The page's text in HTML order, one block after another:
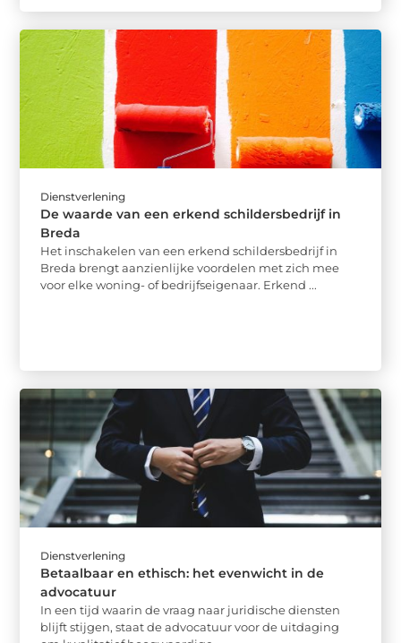
Dienstverlening
De waarde van een erkend schildersbedrijf in
Breda
Het inschakelen van een erkend schildersbedrijf in
Breda brengt aanzienlijke voordelen met zich mee
voor elke woning- of bedrijfseigenaar. Erkend ...
Dienstverlening
Betaalbaar en ethisch: het evenwicht in de
advocatuur
In een tijd waarin de vraag naar juridische diensten
blijft stijgen, staat de advocatuur voor de uitdaging